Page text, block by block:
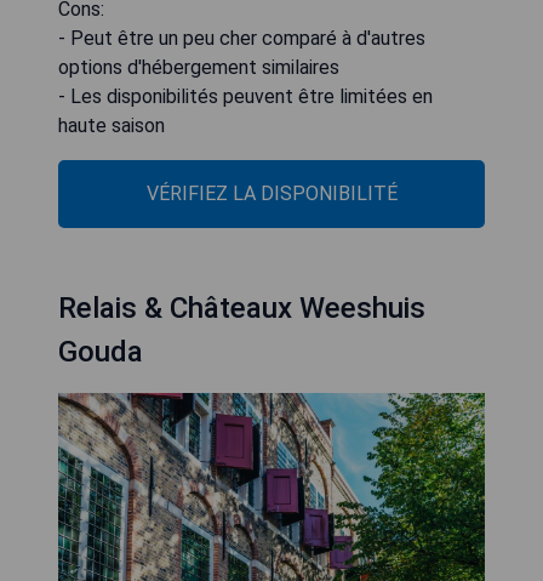
Cons:
- Peut être un peu cher comparé à d'autres
options d'hébergement similaires
- Les disponibilités peuvent être limitées en
haute saison
VÉRIFIEZ LA DISPONIBILITÉ
Relais & Châteaux Weeshuis
Gouda